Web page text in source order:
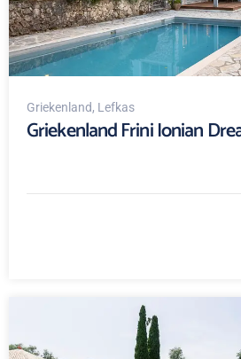
Griekenland, Lefkas
Griekenland Frini Ionian